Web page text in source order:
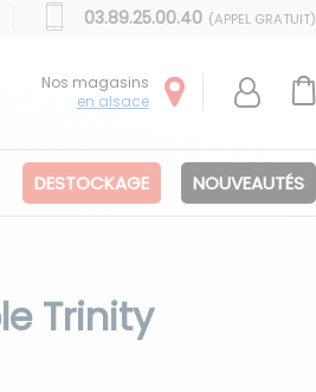
03.89.25.00.40 (APPEL GRATUIT)
Nos magasins
en alsace
DESTOCKAGE NOUVEAUTÉS
Trinity